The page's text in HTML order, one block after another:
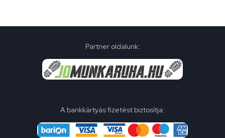
Partner oldalunk:
A bankkártyás fizetést biztosítja: